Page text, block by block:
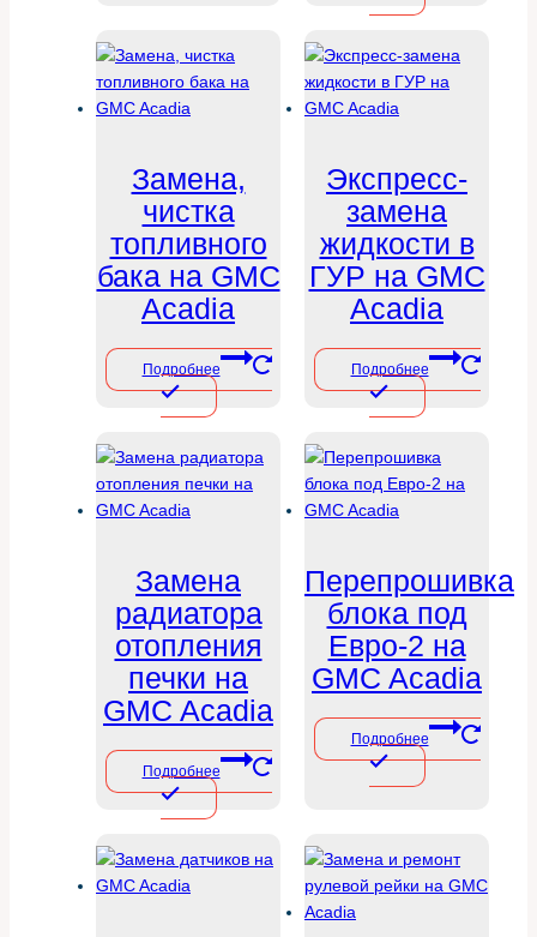
Замена,
чистка
топливного
бака на GMC
Acadia
Подробнее
Экспресс-
замена
жидкости в
ГУР на GMC
Acadia
Подробнее
Замена
радиатора
отопления
печки на
GMC Acadia
Подробнее
Перепрошивка
блока под
Евро-2 на
GMC Acadia
Подробнее